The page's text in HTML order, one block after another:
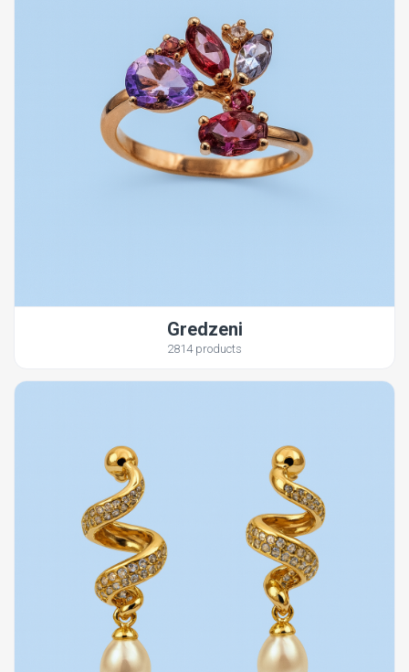
Gredzeni
2814 products